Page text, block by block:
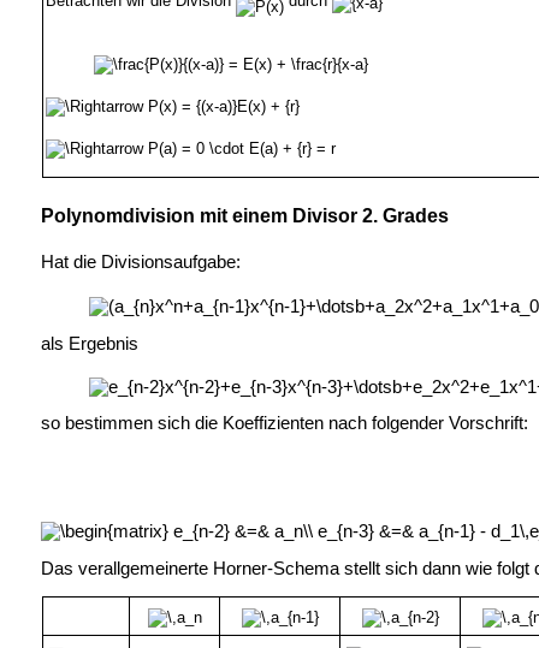
Polynomdivision mit einem Divisor 2. Grades
Hat die Divisionsaufgabe:
als Ergebnis
so bestimmen sich die Koeffizienten nach folgender Vorschrift:
Das verallgemeinerte Horner-Schema stellt sich dann wie folgt